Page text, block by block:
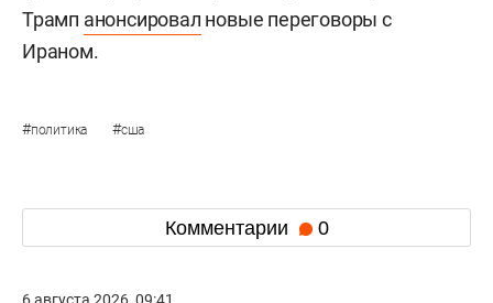
Трамп анонсировал новые переговоры с
Ираном.
#политика #сша
Комментарии 0